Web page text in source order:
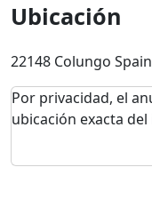
Ubicación
22148 Colungo Spain
Por privacidad, el
ubicación exacta